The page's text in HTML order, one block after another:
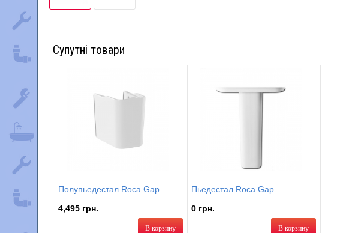
Супутні товари
Полупьедестал Roca Gap
4,495 грн.
В корзину
Пьедестал Roca Gap
0 грн.
В корзину